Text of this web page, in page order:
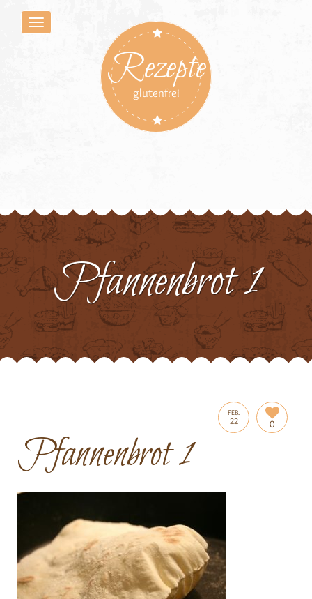
Rezepte
glutenfrei
Pfannenbrot 1
FEB.
22 0
Pfannenbrot 1